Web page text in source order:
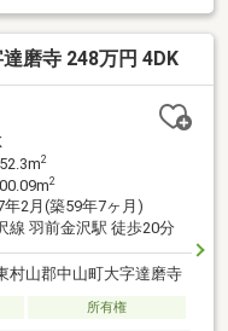
磨寺 248万円 4DK
2
2
年2月(築59年7ヶ月)
線 羽前金沢駅 徒歩20分
村山郡中山町大字達磨寺
所有権